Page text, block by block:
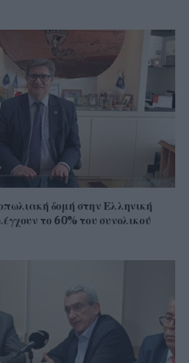
δομή στην Ελληνική
το 60% του συνολικού